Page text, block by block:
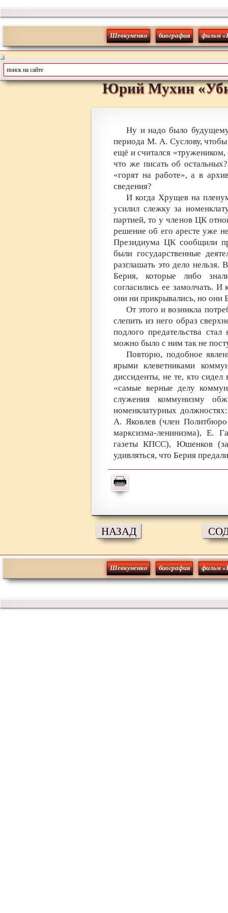
Шевкуненко биография фильм
Юрий Мухин«
Ну и надо было
периода М. А. Суслову,
ещё и считался
что же писать об
«горят на работе», а в
сведения?
И когда Хрущев на
усилил слежку за
партией, то у членов ЦК
решение об его аресте уже
Президиума ЦК сообщили
были государственные
разглашать это дело
Берия, которые либо
согласились ее замолчать.
они ни прикрывались, но они
От этого и возникла
слепить из него образ
подлого предательства
можно было с ним так не
Повторю, подобное
ярыми клеветниками
диссиденты, не те, кто
«самые верные делу
служения коммунизму
номенклатурных
А. Яковлев (член
марксизма-ленинизма), Е.
газеты КПСС), Юшенков
удивляться, что Берия
НАЗАД
Шевкуненко биография фильм